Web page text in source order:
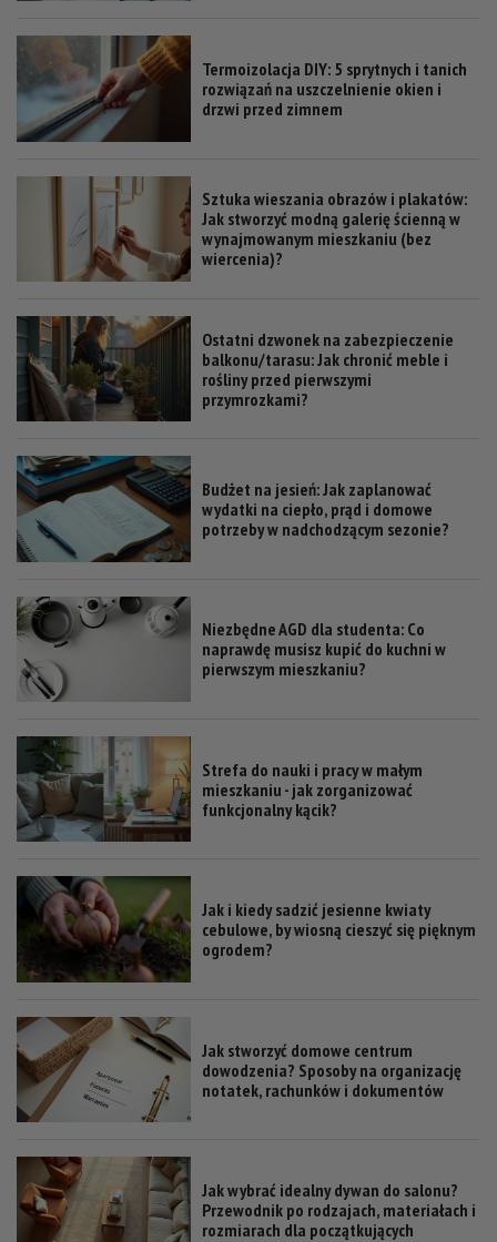
Termoizolacja DIY: 5 sprytnych i tanich
rozwiązań na uszczelnienie okien i
drzwi przed zimnem
Sztuka wieszania obrazów i plakatów:
Jak stworzyć modną galerię ścienną w
wynajmowanym mieszkaniu (bez
wiercenia)?
Ostatni dzwonek na zabezpieczenie
balkonu/tarasu: Jak chronić meble i
rośliny przed pierwszymi
przymrozkami?
Budżet na jesień: Jak zaplanować
wydatki na ciepło, prąd i domowe
potrzeby w nadchodzącym sezonie?
Niezbędne AGD dla studenta: Co
naprawdę musisz kupić do kuchni w
pierwszym mieszkaniu?
Strefa do nauki i pracy w małym
mieszkaniu - jak zorganizować
funkcjonalny kącik?
Jak i kiedy sadzić jesienne kwiaty
cebulowe, by wiosną cieszyć się pięknym
ogrodem?
Jak stworzyć domowe centrum
dowodzenia? Sposoby na organizację
notatek, rachunków i dokumentów
Jak wybrać idealny dywan do salonu?
Przewodnik po rodzajach, materiałach i
rozmiarach dla początkujących